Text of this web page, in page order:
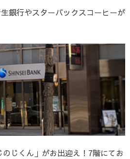
銀行やスターバックスコーヒーが
じくん」がお出迎え！7階にてお